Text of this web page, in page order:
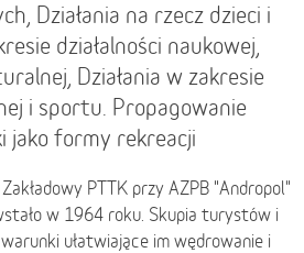
Działania na rzecz dzieci i
działalności naukowej,
Działania w zakresie
i sportu. Propagowanie
formy rekreacji
PTTK przy AZPB "Andropol"
w 1964 roku. Skupia turystów i
ułatwiające im wędrowanie i